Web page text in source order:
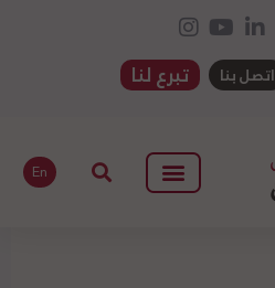
اتصل بنا تبرع لنا
En